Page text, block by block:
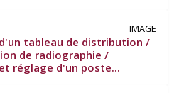
IMAGE
tableau de distribution /
de radiographie /
réglage d'un poste...